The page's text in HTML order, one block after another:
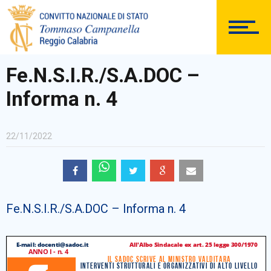
DOCUMENTAZIONE
Comunicazioni Esterne
BACHECA SINDACALE
Fe.N.S.I.R./S.A.DOC –
Informa n. 4
22/11/2022
Fe.N.S.I.R./S.A.DOC – Informa n. 4